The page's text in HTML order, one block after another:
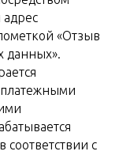
«Отзыв
данных».
с